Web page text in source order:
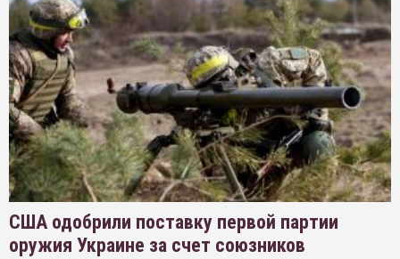
США одобрили поставку первой партии
оружия Украине за счет союзников